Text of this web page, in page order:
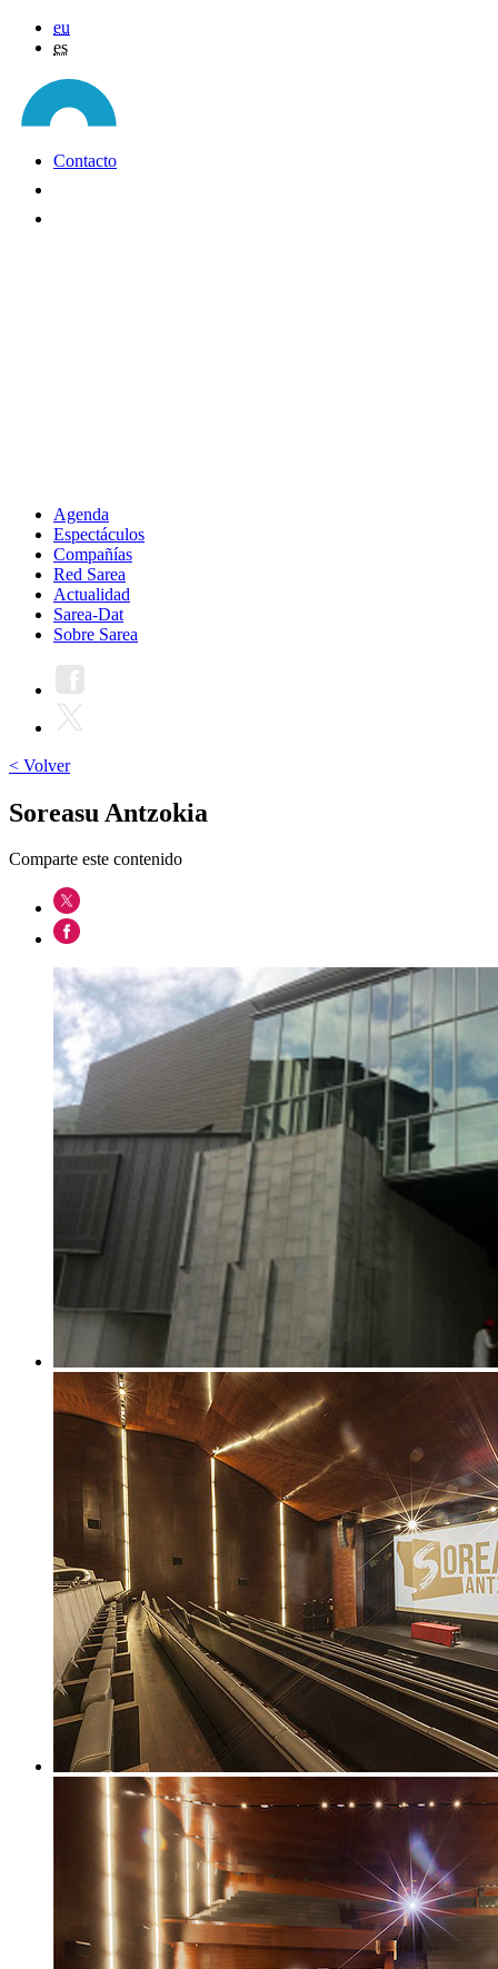
eu
es
Contacto
Agenda
Espectáculos
Compañías
Red Sarea
Actualidad
Sarea-Dat
Sobre Sarea
< Volver
Soreasu Antzokia
Comparte este contenido